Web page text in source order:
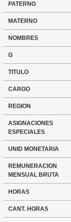
PATERNO
MATERNO
NOMBRES
G
TITULO
CARGO
REGION
ASIGNACIONES
ESPECIALES
UNID MONETARIA
REMUNERACION
MENSUAL BRUTA
HORAS
CANT. HORAS